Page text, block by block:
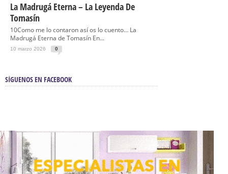
La Madrugá Eterna – La Leyenda De
Tomasín
10Como me lo contaron así os lo cuento… La
Madrugá Eterna de Tomasín En...
10 marzo 2026 0
SÍGUENOS EN FACEBOOK